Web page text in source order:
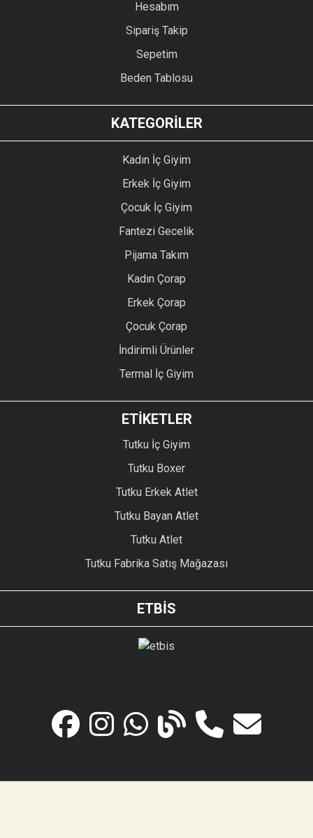
Hesabım
Sipariş Takip
Sepetim
Beden Tablosu
KATEGORİLER
Kadın İç Giyim
Erkek İç Giyim
Çocuk İç Giyim
Fantezi Gecelik
Pijama Takım
Kadın Çorap
Erkek Çorap
Çocuk Çorap
İndirimli Ürünler
Termal İç Giyim
ETİKETLER
Tutku İç Giyim
Tutku Boxer
Tutku Erkek Atlet
Tutku Bayan Atlet
Tutku Atlet
Tutku Fabrika Satış Mağazası
ETBİS